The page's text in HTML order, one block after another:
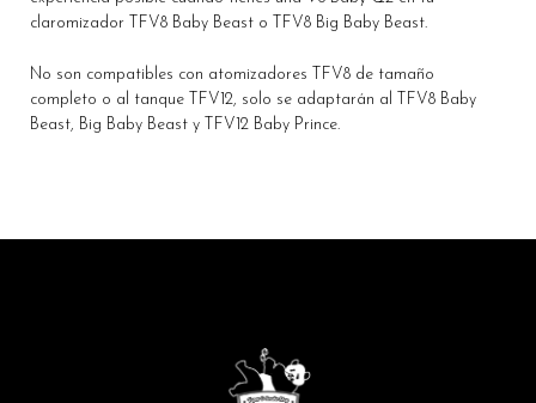
claromizador TFV8 Baby Beast o TFV8 Big Baby Beast.
No son compatibles con atomizadores TFV8 de tamaño
completo o al tanque TFV12, solo se adaptarán al TFV8 Baby
Beast, Big Baby Beast y TFV12 Baby Prince.